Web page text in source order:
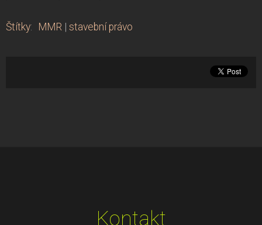
Štítky: MMR | stavební právo
Kontakt